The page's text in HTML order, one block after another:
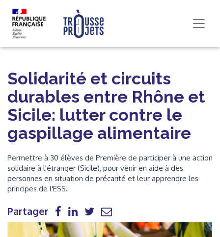
Solidarité et circuits
durables entre Rhône et
Sicile: lutter contre le
gaspillage alimentaire
Permettre à 30 élèves de Première de participer à une action
solidaire à l'étranger (Sicile), pour venir en aide à des
personnes en situation de précarité et leur apprendre les
principes de l'ESS.
Partager